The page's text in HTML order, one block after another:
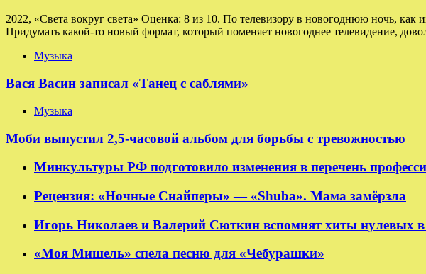
2022, «Света вокруг света» Оценка: 8 из 10. По телевизору в новогоднюю ночь, как
Придумать какой-то новый формат, который поменяет новогоднее телевидение,
Музыка
Вася Васин записал «Танец с саблями»
Музыка
Моби выпустил 2,5-часовой альбом для борьбы с тревожностью
Минкультуры РФ подготовило изменения в перечень
Рецензия: «Ночные Снайперы» — «Shuba». Мама замёрзла
Игорь Николаев и Валерий Сюткин вспомнят хиты нулевых
«Моя Мишель» спела песню для «Чебурашки»